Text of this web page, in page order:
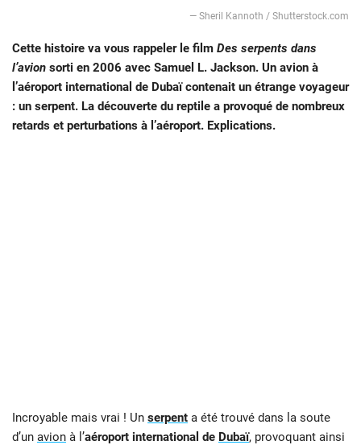
― Sheril Kannoth / Shutterstock.com
Cette histoire va vous rappeler le film Des serpents dans
l’avion sorti en 2006 avec Samuel L. Jackson. Un avion à
l’aéroport international de Dubaï contenait un étrange voyageur
: un serpent. La découverte du reptile a provoqué de nombreux
retards et perturbations à l’aéroport. Explications.
Incroyable mais vrai ! Un serpent a été trouvé dans la soute
d’un avion à l’aéroport international de Dubaï, provoquant ainsi